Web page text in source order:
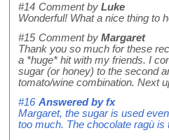
#14 Comment by Luke
Wonderful! What a nice thing to
#15 Comment by Margaret
Thank you so much for these
a *huge* hit with my friends. I
sugar (or honey) to the second
tomato/wine combination. Next
#16 Answered byfx
Margaret, the sugar is used
too much. The chocolate ragù is